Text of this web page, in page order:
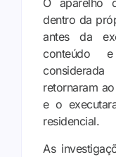
O aparelho
dentro da
antes da
conteúdo
retornaram
e o
residencial.
As